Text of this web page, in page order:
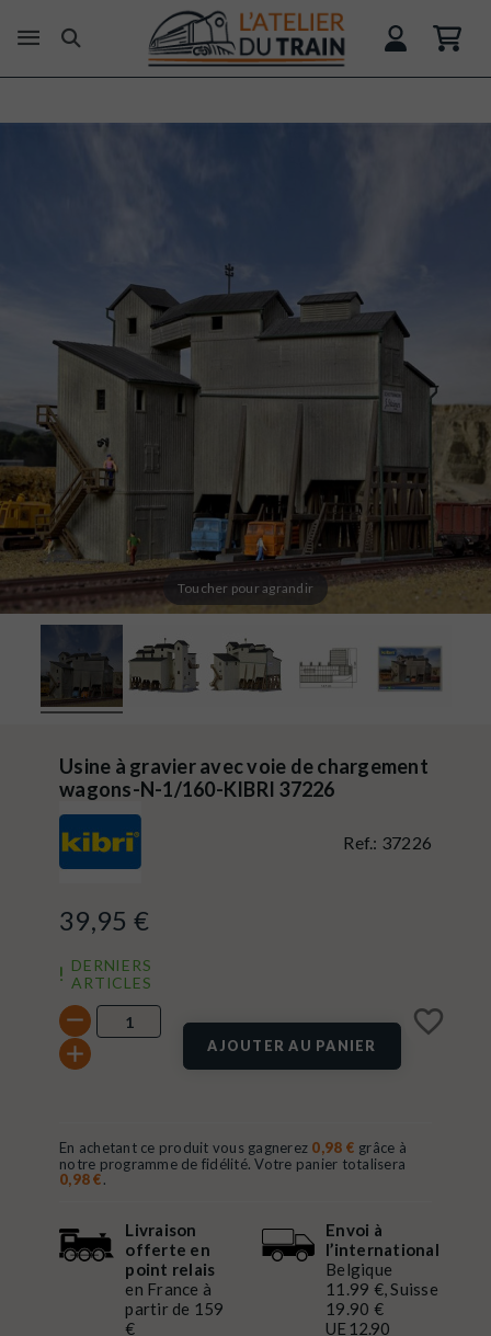
Toucher pour agrandir
Usine à gravier avec voie de chargement
wagons-N-1/160-KIBRI 37226
Ref.: 37226
39,95 €
DERNIERS
ARTICLES
AJOUTER AU PANIER
favorite_border
En achetant ce produit vous gagnerez 0,98 € grâce à
notre programme de fidélité. Votre panier totalisera
0,98 €.
Livraison
offerte en
point relais
en France à
partir de 159
€
Envoi à
l’international
Belgique
11.99 €, Suisse
19.90 €
UE 12.90